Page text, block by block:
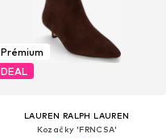
Prémium
DEAL
LAUREN RALPH LAUREN
Kozačky 'FRNCSA'